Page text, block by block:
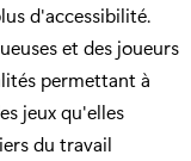
d'accessibilité.
et des joueurs
permettant à
jeux qu'elles
du travail